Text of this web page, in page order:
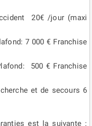
20€ /jour (maxi
7 000 € Franchise
500 € Franchise
et de secours 6
est la suivante :